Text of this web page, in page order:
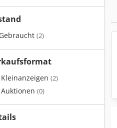
Gebraucht (2)
Kleinanzeigen (2)
Auktionen (0)